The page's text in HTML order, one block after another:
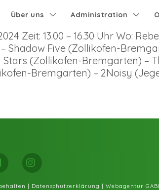
Über uns Administration
Zeit: 13.00 – 16.30 Uhr Wo:
Five (Zollikofen-
(Zollikofen-Bremgarten) –
Bremgarten) – 2Noisy
Instagram
| Datenschutzerklärung Webagentur